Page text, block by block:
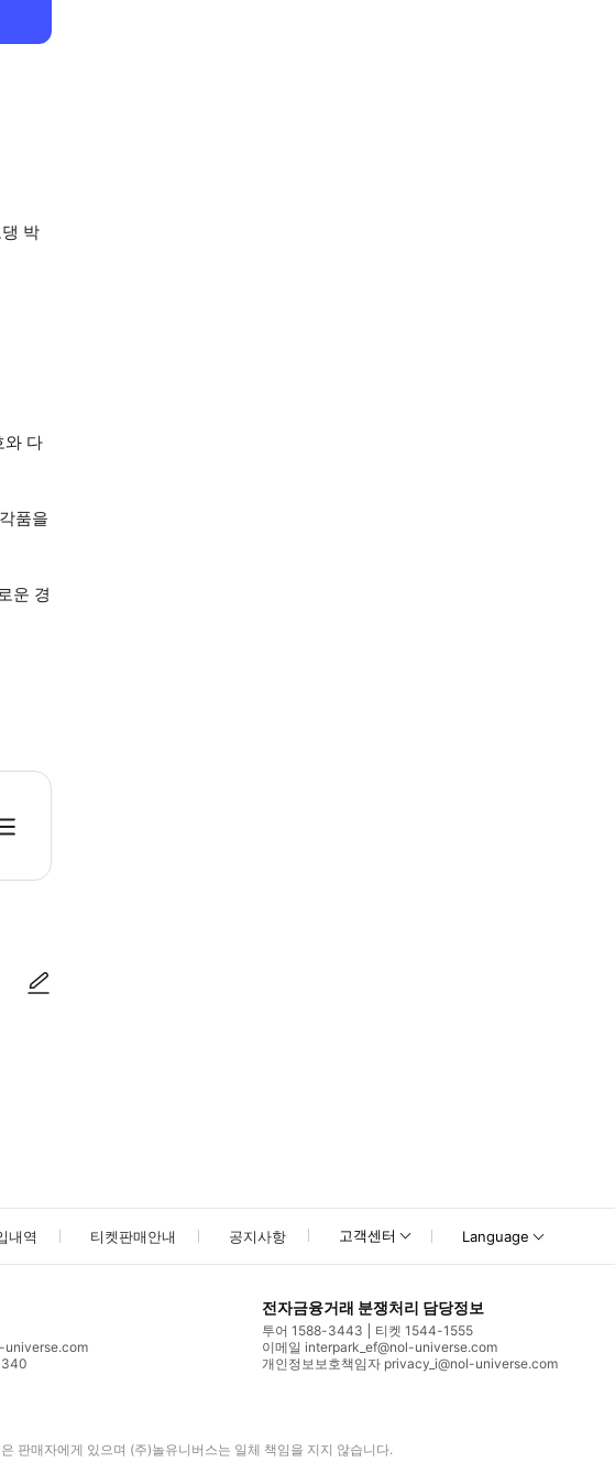
박
와 다
품을
운 경
티켓 1매). 시작 시간이 정해져 있지 않으며, 시간대에 구애받지 않고 언제든 원하는 박물
내역 티켓판매안내 공지사항 고객센터 Language
universe.com
전자금융거래 분쟁처리 담당정보
투어 1588-3443
티켓 1544-1555
이메일 interpark_ef@nol-universe.com
개인정보보호책임자 privacy_i@nol-universe.com
판매자에게 있으며 (주)놀유니버스는 일체 책임을 지지 않습니다.